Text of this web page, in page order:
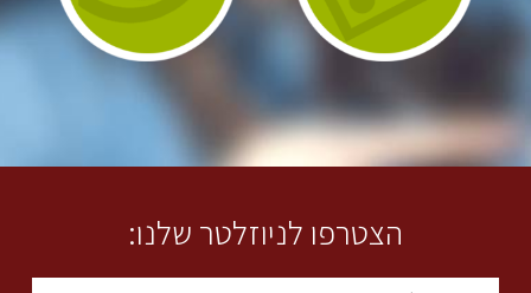
הצטרפו לניוזלטר שלנו: